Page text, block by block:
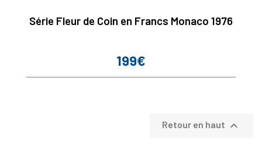
Série Fleur de Coin en Francs Monaco 1976
Prix
199€
Retour en haut 